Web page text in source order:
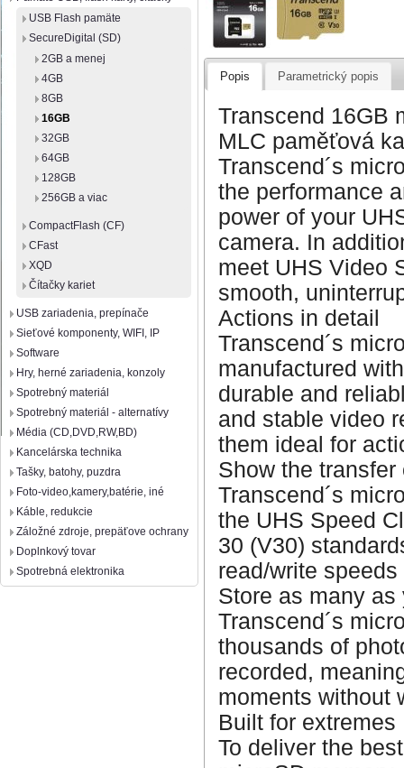
USB Flash pamäte
SecureDigital (SD)
2GB a menej
4GB
8GB
16GB
32GB
64GB
128GB
256GB a viac
CompactFlash (CF)
CFast
XQD
Čítačky kariet
USB zariadenia, prepínače
Sieťové komponenty, WIFI, IP
Software
Hry, herné zariadenia, konzoly
Spotrebný materiál
Spotrebný materiál - alternatívy
Média (CD,DVD,RW,BD)
Kancelárska technika
Tašky, batohy, puzdra
Foto-video,kamery,batérie, iné
Káble, redukcie
Záložné zdroje, prepäťove ochrany
Doplnkový tovar
Spotrebná elektronika
Popis Parametrický popis
Transcend 16GB
MLC paměťová
Transcend´s
the performance
power of your
camera. In
meet UHS Video
smooth,
Actions in detail
Transcend´s
manufactured
durable and
and stable video
them ideal for
Show the
Transcend´s
the UHS Speed
30 (V30)
read/write
Store as many as
Transcend´s
thousands of
recorded,
moments without
Built for extremes
To deliver the